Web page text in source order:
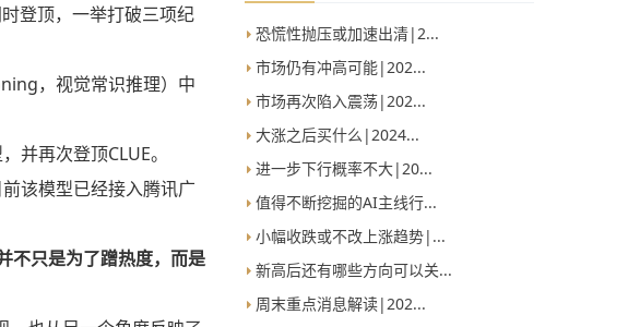
登顶，一举打破三项纪
，视觉常识推理）中
并再次登顶CLUE。
该模型已经接入腾讯广
不只是为了蹭热度，而是
恐慌性抛压或加速出清|2...
市场仍有冲高可能|202...
市场再次陷入震荡|202...
大涨之后买什么|2024...
进一步下行概率不大|20...
值得不断挖掘的AI主线行...
小幅收跌或不改上涨趋势|...
新高后还有哪些方向可以关...
周末重点消息解读|202...